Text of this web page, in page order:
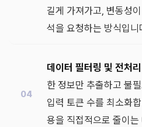
길게 가져가고, 변동성
석을 요청하는 방식입니
데이터 필터링 및 전처
한 정보만 추출하고 불
입력 토큰 수를 최소화
용을 직접적으로 줄이는